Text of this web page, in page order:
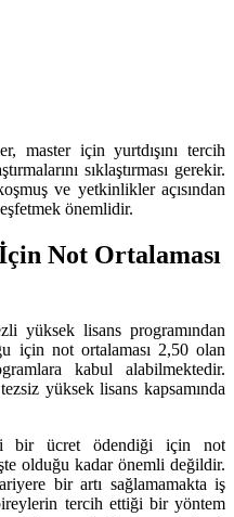
master için yurtdışını tercih
sıklaştırması gerekir.
ve yetkinlikler açısından
önemlidir.
Not Ortalaması
yüksek lisans programından
için not ortalaması 2,50 olan
kabul alabilmektedir.
yüksek lisans kapsamında
bir ücret ödendiği için not
olduğu kadar önemli değildir.
bir artı sağlamamakta iş
tercih ettiği bir yöntem